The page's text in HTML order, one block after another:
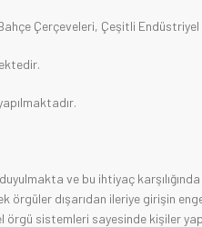
Çerçeveleri, Çeşitli Endüstriyel
ve bu ihtiyaç
dışarıdan ileriye girişin
sistemleri sayesinde kişiler